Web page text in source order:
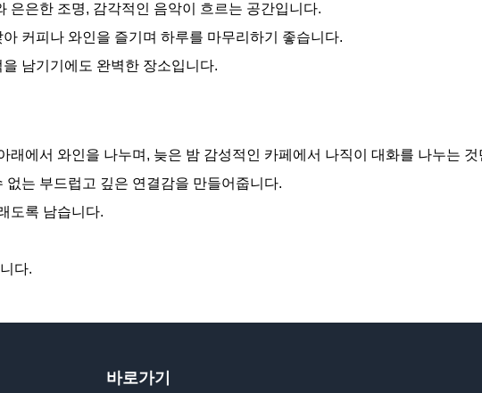
은은한 조명, 감각적인 음악이 흐르는 공간입니다.
커피나 와인을 즐기며 하루를 마무리하기 좋습니다.
남기기에도 완벽한 장소입니다.
래에서 와인을 나누며, 늦은 밤 감성적인 카페에서 나직이 대화를 나누는
는 부드럽고 깊은 연결감을 만들어줍니다.
도록 남습니다.
다.
바로가기